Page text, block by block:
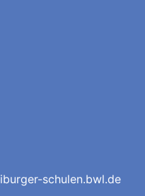
schulen.bwl.de